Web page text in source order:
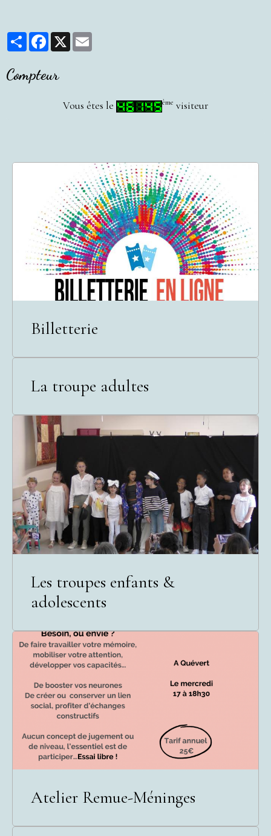
PartagerFacebook
X
Compteur
Vous êtes le ème visiteur
Billetterie
La troupe adultes
Les troupes enfants &
adolescents
Atelier Remue-Méninges